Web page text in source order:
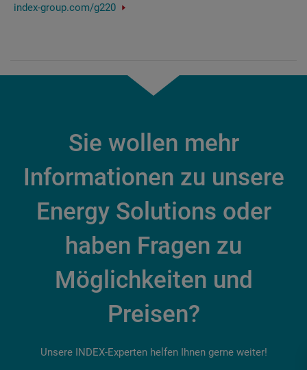
index-group.com/g220
Sie wollen mehr
Informationen zu unsere
Energy Solutions oder
haben Fragen zu
Möglichkeiten und
Preisen?
Unsere INDEX-Experten helfen Ihnen gerne weiter!